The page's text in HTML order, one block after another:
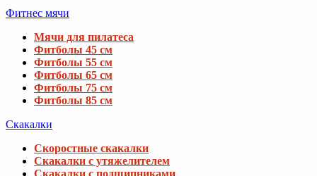
Фитнес мячи
Мячи для пилатеса
Фитболы 45 см
Фитболы 55 см
Фитболы 65 см
Фитболы 75 см
Фитболы 85 см
Скакалки
Скоростные скакалки
Скакалки с утяжелителем